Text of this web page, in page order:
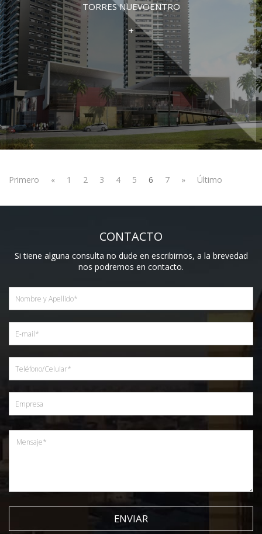
TORRES NUEVOENTRO
+
Primero « 1 2 3 4 5 6 7 » Último
CONTACTO
Si tiene alguna consulta no dude en escribirnos, a la brevedad
nos podremos en contacto.
ENVIAR